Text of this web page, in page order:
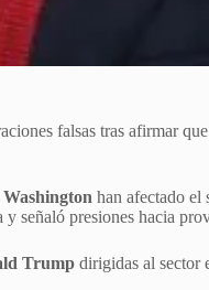
falsas tras afirmar
Washington han afectado el
señaló presiones hacia
Trump dirigidas al sector